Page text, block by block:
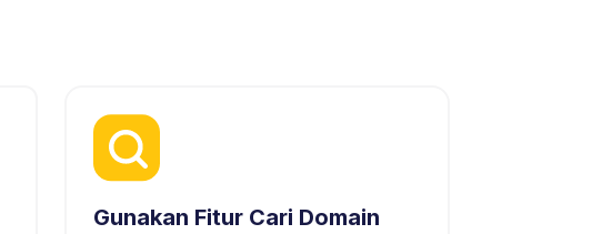
Gunakan Fitur Cari Domain